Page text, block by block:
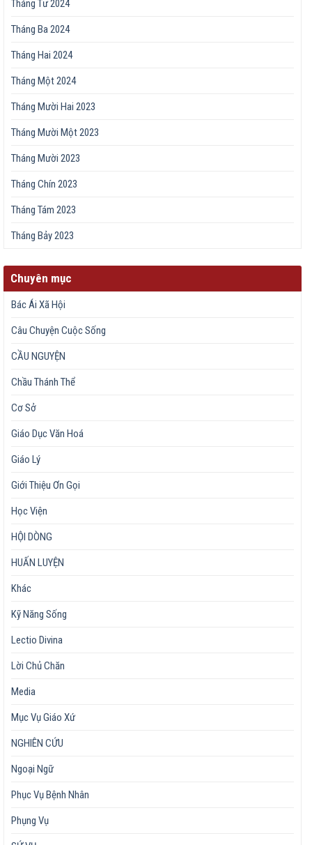
Tháng Tư 2024
Tháng Ba 2024
Tháng Hai 2024
Tháng Một 2024
Tháng Mười Hai 2023
Tháng Mười Một 2023
Tháng Mười 2023
Tháng Chín 2023
Tháng Tám 2023
Tháng Bảy 2023
Chuyên mục
Bác Ái Xã Hội
Câu Chuyện Cuộc Sống
CẦU NGUYỆN
Chầu Thánh Thể
Cơ Sở
Giáo Dục Văn Hoá
Giáo Lý
Giới Thiệu Ơn Gọi
Học Viện
HỘI DÒNG
HUẤN LUYỆN
Khác
Kỹ Năng Sống
Lectio Divina
Lời Chủ Chăn
Media
Mục Vụ Giáo Xứ
NGHIÊN CỨU
Ngoại Ngữ
Phục Vụ Bệnh Nhân
Phụng Vụ